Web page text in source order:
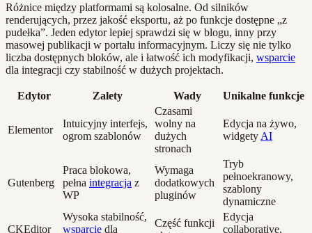
Różnice między platformami są kolosalne. Od silników
renderujących, przez jakość eksportu, aż po funkcje dostępne „z
pudełka”. Jeden edytor lepiej sprawdzi się w blogu, inny przy
masowej publikacji w portalu informacyjnym. Liczy się nie tylko
liczba dostępnych bloków, ale i łatwość ich modyfikacji, wsparcie
dla integracji czy stabilność w dużych projektach.
Edytor Zalety Wady Unikalne funkcje
Elementor
Intuicyjny interfejs,
ogrom szablonów
Czasami
wolny na
dużych
stronach
Edycja na żywo,
widgety AI
Gutenberg
Praca blokowa,
pełna integracja z
WP
Wymaga
dodatkowych
pluginów
Tryb
pełnoekranowy,
szablony
dynamiczne
CKEditor
Wysoka stabilność,
wsparcie dla
Część funkcji
Edycja
collaborative,